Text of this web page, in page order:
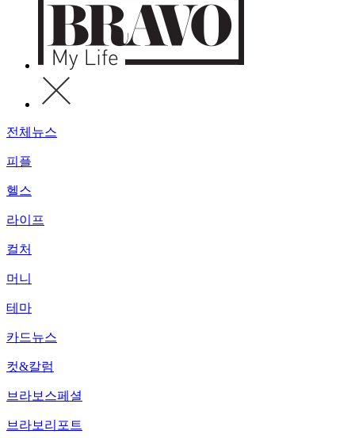
전체뉴스
피플
헬스
라이프
컬처
머니
테마
카드뉴스
컷&칼럼
브라보스페셜
브라보리포트